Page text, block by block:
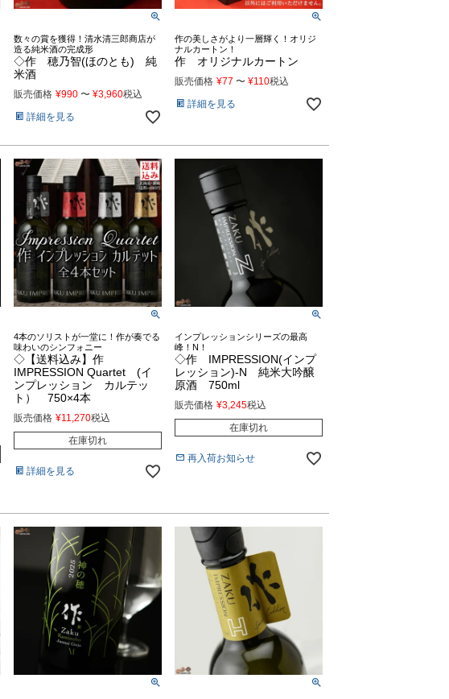
数々の賞を獲得！清水清三郎商店が
造る純米酒の完成形
◇作 穂乃智(ほのとも) 純
米酒
販売価格 ¥990 〜 ¥3,960税込
詳細を見る
作の美しさがより一層輝く！オリジ
ナルカートン！
作 オリジナルカートン
販売価格 ¥77 〜 ¥110税込
詳細を見る
4本のソリストが一堂に！作が奏でる
味わいのシンフォニー
◇【送料込み】作
IMPRESSION Quartet (イ
ンプレッション カルテッ
ト） 750×4本
販売価格 ¥11,270税込
在庫切れ
詳細を見る
インプレッションシリーズの最高
峰！N！
◇作 IMPRESSION(インプ
レッション)-N 純米大吟醸
原酒 750ml
販売価格 ¥3,245税込
在庫切れ
再入荷お知らせ